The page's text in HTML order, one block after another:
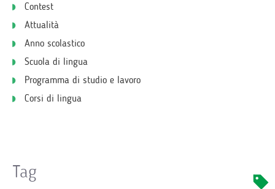
Contest
Attualità
Anno scolastico
Scuola di lingua
Programma di studio e lavoro
Corsi di lingua
Tag